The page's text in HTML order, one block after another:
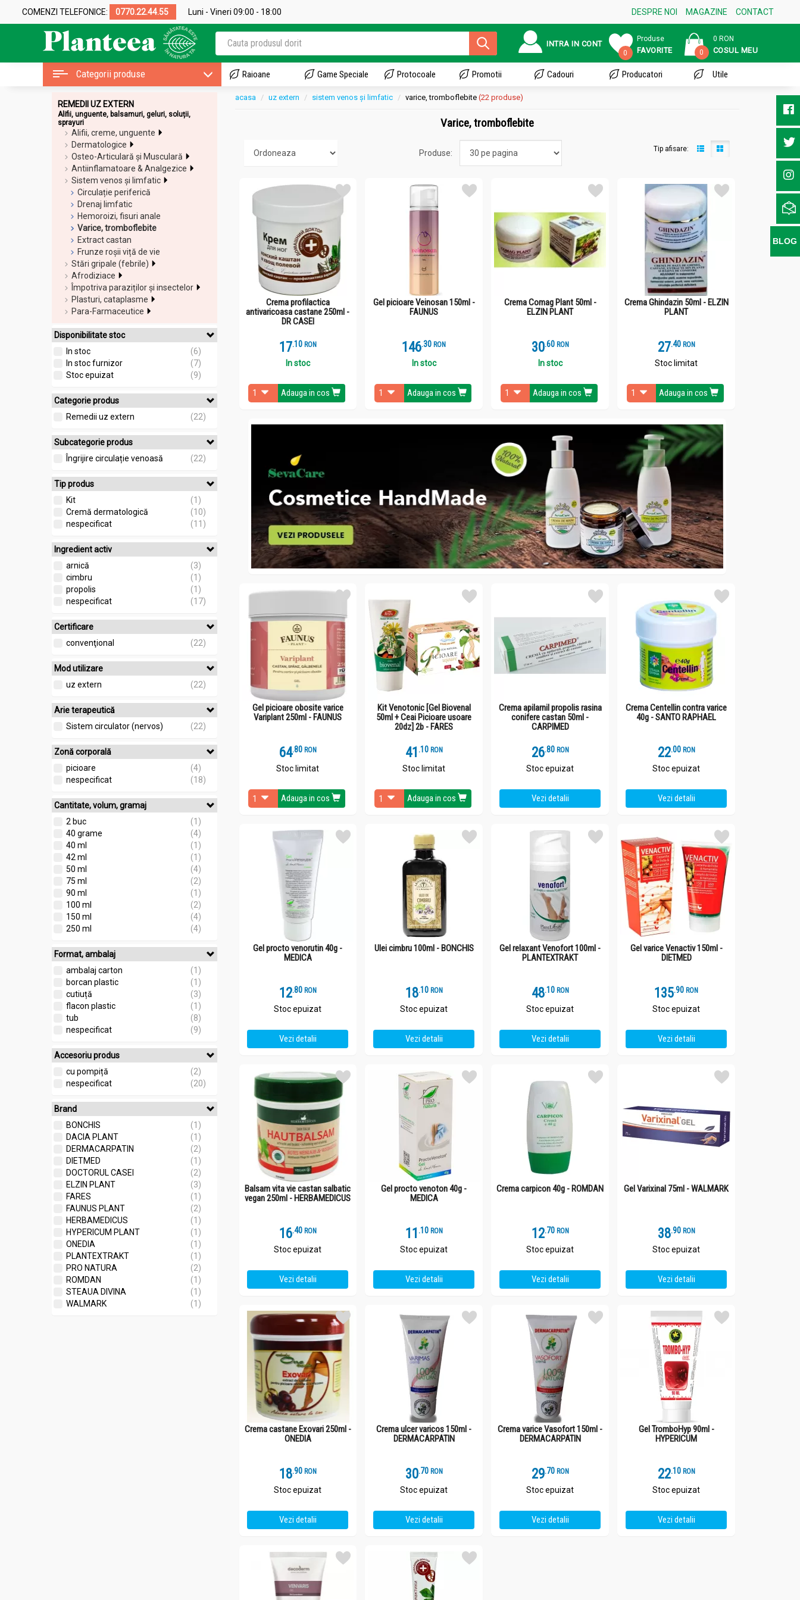
COMENZI TELEFONICE: 0770.22.44.55 Luni - Vineri 09:00 - 18:00 DESPRE NOI MAGAZINE CONTACT
INTRA IN CONT
0
Produse
FAVORITE 0
0 RON
COSUL MEU
Categorii produse Raioane Game Speciale Protocoale Promotii Cadouri Producatori Utile
REMEDII UZ EXTERN
Alifii, unguente, balsamuri, geluri, soluții,
sprayuri
Alifii, creme, unguente
Dermatologice
Osteo-Articulară și Musculară
Antiinflamatoare & Analgezice
Sistem venos și limfatic
Circulație periferică
Drenaj limfatic
Hemoroizi, fisuri anale
Varice, tromboflebite
Extract castan
Frunze roșii viță de vie
Stări gripale (febrile)
Afrodiziace
Împotriva paraziților și insectelor
Plasturi, cataplasme
Para-Farmaceutice
Disponibilitate stoc
In stoc
(6)
In stoc furnizor
(7)
Stoc epuizat
(9)
Categorie produs
Remedii uz extern
(22)
Subcategorie produs
Îngrijire circulație venoasă
(22)
Tip produs
Kit
(1)
Cremă dermatologică
(10)
nespecificat
(11)
Ingredient activ
arnică
(3)
cimbru
(1)
propolis
(1)
nespecificat
(17)
Certificare
convenţional
(22)
Mod utilizare
uz extern
(22)
Arie terapeutică
Sistem circulator (nervos)
(22)
Zonă corporală
picioare
(4)
nespecificat
(18)
Cantitate, volum, gramaj
2 buc
(1)
40 grame
(4)
40 ml
(1)
42 ml
(1)
50 ml
(4)
75 ml
(2)
90 ml
(1)
100 ml
(2)
150 ml
(4)
250 ml
(4)
Format, ambalaj
ambalaj carton
(1)
borcan plastic
(1)
cutiuță
(3)
flacon plastic
(1)
tub
(8)
nespecificat
(9)
Accesoriu produs
cu pompiță
(2)
nespecificat
(20)
Brand
BONCHIS
(1)
DACIA PLANT
(1)
DERMACARPATIN
(2)
DIETMED
(1)
DOCTORUL CASEI
(2)
ELZIN PLANT
(3)
FARES
(1)
FAUNUS PLANT
(2)
HERBAMEDICUS
(1)
HYPERICUM PLANT
(1)
ONEDIA
(1)
PLANTEXTRAKT
(1)
PRO NATURA
(2)
ROMDAN
(1)
STEAUA DIVINA
(1)
WALMARK
(1)
acasa uz extern sistem venos și limfatic varice, tromboflebite (22 produse)
Varice, tromboflebite
Produse: Tip afisare:
Crema profilactica
antivaricoasa castane 250ml -
DR CASEI
17.1 RON
In stoc
Adauga in cos
Gel picioare Veinosan 150ml -
FAUNUS
146.3 RON
In stoc
Adauga in cos
Crema Comag Plant 50ml -
ELZIN PLANT
30.6 RON
In stoc
Adauga in cos
Crema Ghindazin 50ml - ELZIN
PLANT
27.4 RON
Stoc limitat
Adauga in cos
Gel picioare obosite varice
Variplant 250ml - FAUNUS
64.8 RON
Stoc limitat
Adauga in cos
Kit Venotonic [Gel Biovenal
50ml + Ceai Picioare usoare
20dz] 2b - FARES
41 .1 RON
Stoc limitat
Adauga in cos
Crema apilarnil propolis rasina
conifere castan 50ml -
CARPIMED
26.8 RON
Stoc epuizat
Vezi detalii
Crema Centellin contra varice
40g - SANTO RAPHAEL
22.0 RON
Stoc epuizat
Vezi detalii
Gel procto venorutin 40g -
MEDICA
12.8 RON
Stoc epuizat
Vezi detalii
Ulei cimbru 100ml - BONCHIS
18.1 RON
Stoc epuizat
Vezi detalii
Gel relaxant Venofort 100ml -
PLANTEXTRAKT
48.1 RON
Stoc epuizat
Vezi detalii
Gel varice Venactiv 150ml -
DIETMED
135.9 RON
Stoc epuizat
Vezi detalii
Balsam vita vie castan salbatic
vegan 250ml - HERBAMEDICUS
16.4 RON
Stoc epuizat
Vezi detalii
Gel procto venoton 40g -
MEDICA
11 .1 RON
Stoc epuizat
Vezi detalii
Crema carpicon 40g - ROMDAN
12.7 RON
Stoc epuizat
Vezi detalii
Gel Varixinal 75ml - WALMARK
38.9 RON
Stoc epuizat
Vezi detalii
Crema castane Exovari 250ml -
ONEDIA
18.9 RON
Stoc epuizat
Vezi detalii
Crema ulcer varicos 150ml -
DERMACARPATIN
30.7 RON
Stoc epuizat
Vezi detalii
Crema varice Vasofort 150ml -
DERMACARPATIN
29.7 RON
Stoc epuizat
Vezi detalii
Gel TromboHyp 90ml -
HYPERICUM
22.1 RON
Stoc epuizat
Vezi detalii
BLOG